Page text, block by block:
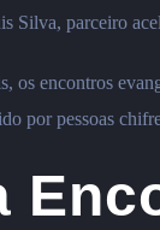
Silva, parceiro
os encontros
por pessoas